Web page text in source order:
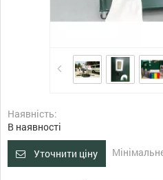
Наявність:
В наявності
Уточнити ціну